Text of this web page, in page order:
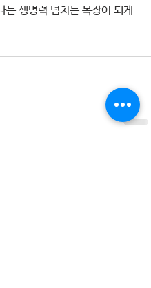
는 생명력 넘치는 목장이 되게